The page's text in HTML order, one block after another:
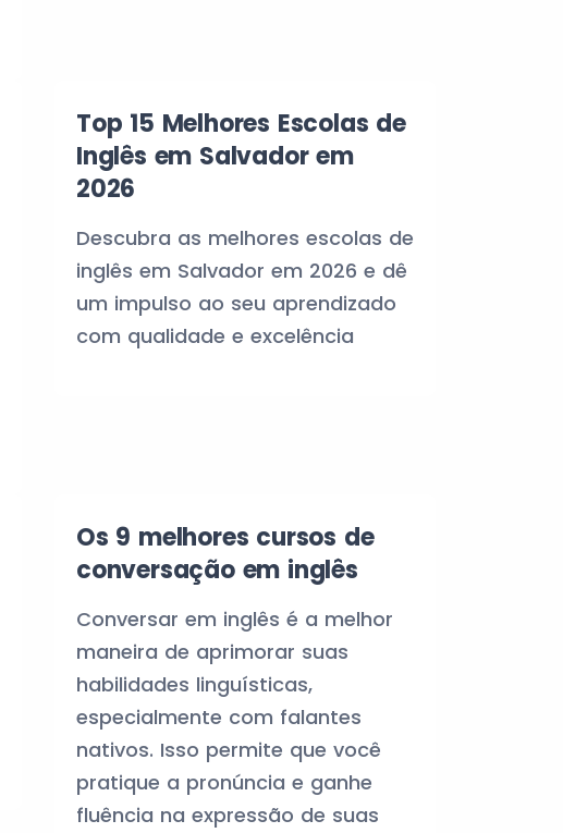
Top 15 Melhores Escolas de
Inglês em Salvador em
2026
Descubra as melhores escolas de
inglês em Salvador em 2026 e dê
um impulso ao seu aprendizado
com qualidade e excelência
Os 9 melhores cursos de
conversação em inglês
Conversar em inglês é a melhor
maneira de aprimorar suas
habilidades linguísticas,
especialmente com falantes
nativos. Isso permite que você
pratique a pronúncia e ganhe
fluência na expressão de suas